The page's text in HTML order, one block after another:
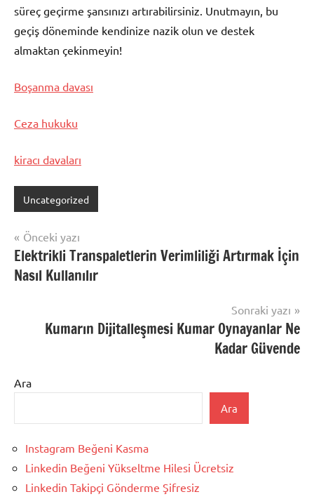
süreç geçirme şansınızı artırabilirsiniz. Unutmayın, bu
geçiş döneminde kendinize nazik olun ve destek
almaktan çekinmeyin!
Boşanma davası
Ceza hukuku
kiracı davaları
Uncategorized
Yazı
gezinmesi
Önceki yazı
Elektrikli Transpaletlerin Verimliliği Artırmak İçin
Nasıl Kullanılır
Sonraki yazı
Kumarın Dijitalleşmesi Kumar Oynayanlar Ne
Kadar Güvende
Ara
Ara
Instagram Beğeni Kasma
Linkedin Beğeni Yükseltme Hilesi Ücretsiz
Linkedin Takipçi Gönderme Şifresiz